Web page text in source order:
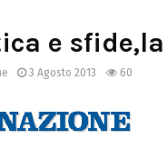
e
3 Agosto 2013 60